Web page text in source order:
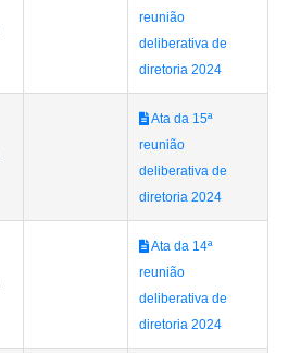
reunião
deliberativa de
diretoria 2024
Ata da 15ª
reunião
deliberativa de
diretoria 2024
Ata da 14ª
reunião
deliberativa de
diretoria 2024